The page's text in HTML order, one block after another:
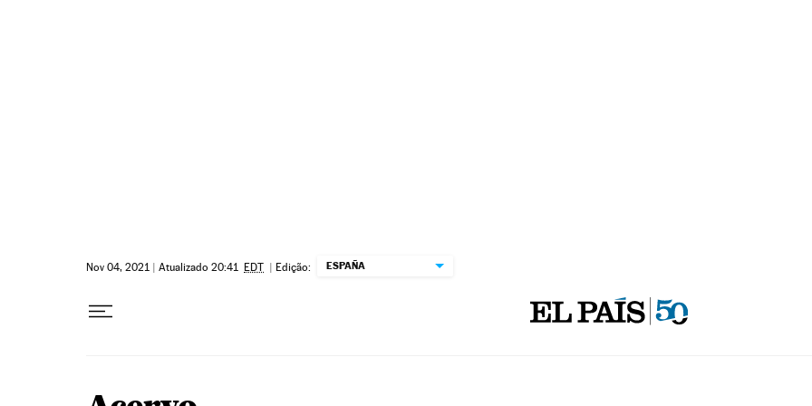
Nov 04, 2021 | Atualizado 20:41 EDT | Edição: ESPAÑA